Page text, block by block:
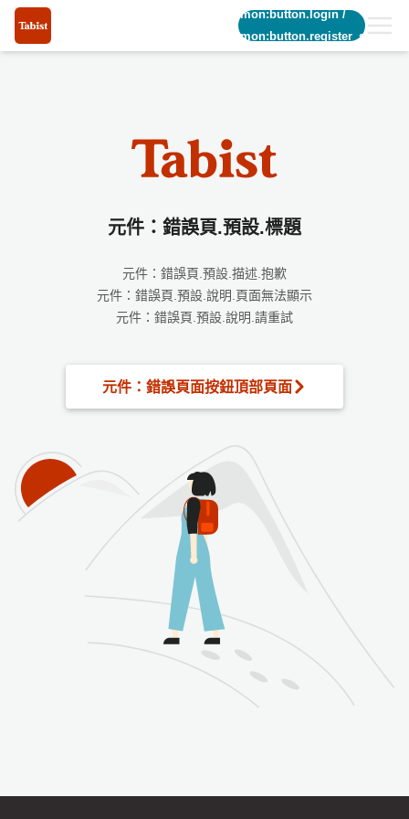
common:button.login/
common:button.register_short
元件：錯誤頁.預設.標題
元件：錯誤頁.預設.描述.抱歉
元件：錯誤頁.預設.說明.頁面無法顯示
元件：錯誤頁.預設.說明.請重試
元件：錯誤頁面按鈕頂部頁面